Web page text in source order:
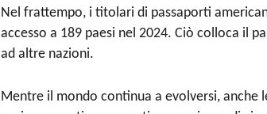
Nel frattempo, i titolari di passaporti
accesso a 189 paesi nel 2024. Ciò colloca il
ad altre nazioni.
Mentre il mondo continua a evolversi, anche